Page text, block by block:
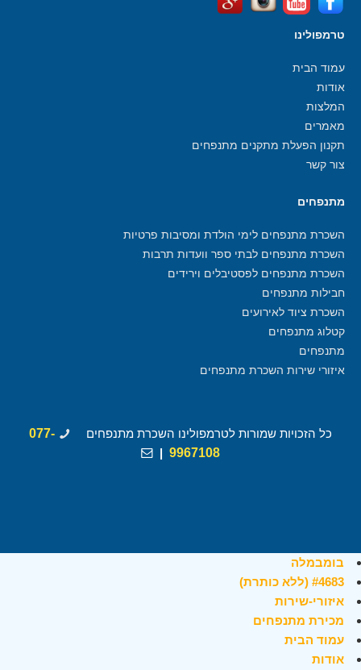
טרמפולינו
עמוד הבית
אודות
המלצות
מאמרים
תקנון הפעלת מתקנים מתנפחים
צור קשר
מתנפחים
השכרת מתנפחים לימי הולדת ומסיבות פרטיות
השכרת מתנפחים לבתי ספר וועדות תרבות
השכרת מתנפחים לפסטיבלים וירידים
חבילות מתנפחים
השכרת ציוד לאירועים
קטלוג מתנפחים
מתנפחים
איזורי שירות השכרת מתנפחים
כל הזכויות שמורות לטרמפולינו השכרת מתנפחים
077-
9967108
|
בומבמלה
#4683 (ללא כותרת)
איזורי-שירות
מכירת מתנפחים
עמוד הבית
אודות